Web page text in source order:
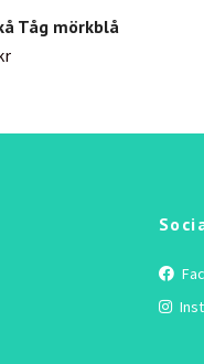
Tåg mörkblå